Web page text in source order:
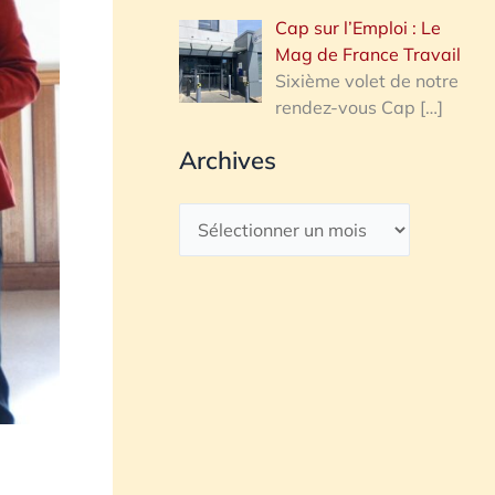
Cap sur l’Emploi : Le
Mag de France Travail
Sixième volet de notre
rendez-vous Cap […]
Archives